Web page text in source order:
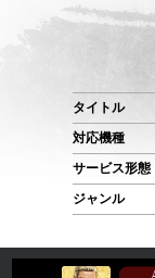
タイトル
対応機種
サービス形態
ジャンル